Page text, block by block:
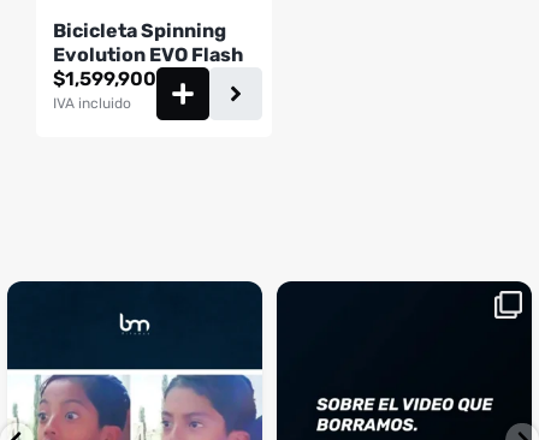
Bicicleta Spinning
Evolution EVO Flash
$1,599,900
IVA incluido
...
4 2